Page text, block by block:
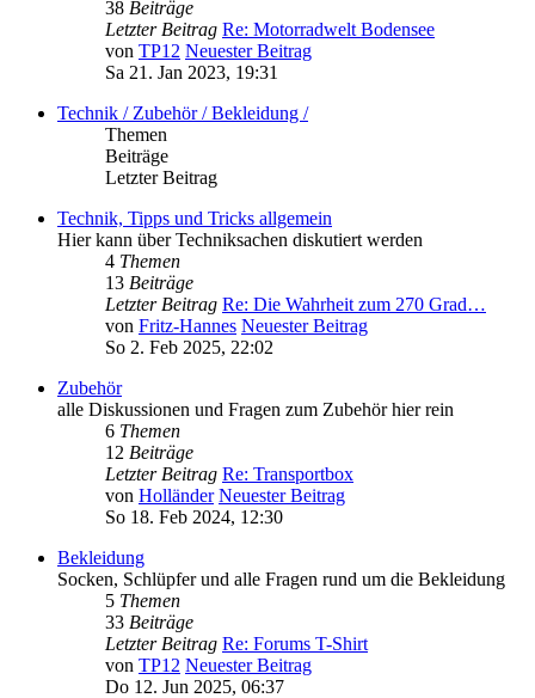
38 Beiträge
Letzter Beitrag Re: Motorradwelt Bodensee
von TP12 Neuester Beitrag
Sa 21. Jan 2023, 19:31
Technik / Zubehör / Bekleidung /
Themen
Beiträge
Letzter Beitrag
Technik, Tipps und Tricks allgemein
Hier kann über Techniksachen diskutiert werden
4 Themen
13 Beiträge
Letzter Beitrag Re: Die Wahrheit zum 270 Grad…
von Fritz-Hannes Neuester Beitrag
So 2. Feb 2025, 22:02
Zubehör
alle Diskussionen und Fragen zum Zubehör hier rein
6 Themen
12 Beiträge
Letzter Beitrag Re: Transportbox
von Holländer Neuester Beitrag
So 18. Feb 2024, 12:30
Bekleidung
Socken, Schlüpfer und alle Fragen rund um die Bekleidung
5 Themen
33 Beiträge
Letzter Beitrag Re: Forums T-Shirt
von TP12 Neuester Beitrag
Do 12. Jun 2025, 06:37